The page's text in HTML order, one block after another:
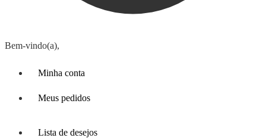
Bem-vindo(a),
Minha conta
Meus pedidos
Lista de desejos